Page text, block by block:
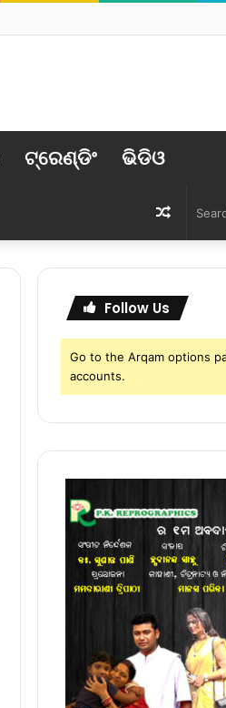
ଟ୍ରେଣ୍ଡିଂ ଭିଡିଓ
Article
Follow Us
Go to the Arqam options
accounts.